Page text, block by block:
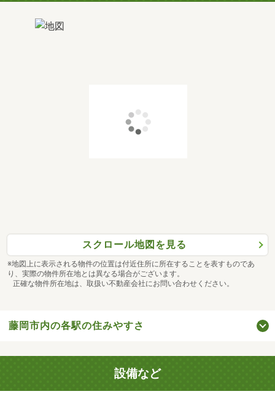
スクロール地図を見る
※地図上に表示される物件の位置は付近住所に所在することを表すものであ
り、実際の物件所在地とは異なる場合がございます。
正確な物件所在地は、取扱い不動産会社にお問い合わせください。
藤岡市内の各駅の住みやすさ
設備など